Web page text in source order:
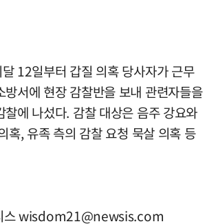
12일부터 갑질 의혹 당사자가 근무
방서에 현장 감찰반을 보내 관련자들을
찰에 나섰다. 감찰 대상은 음주 강요와
혹, 유족 측의 감찰 요청 묵살 의혹 등
스wisdom21@newsis.com